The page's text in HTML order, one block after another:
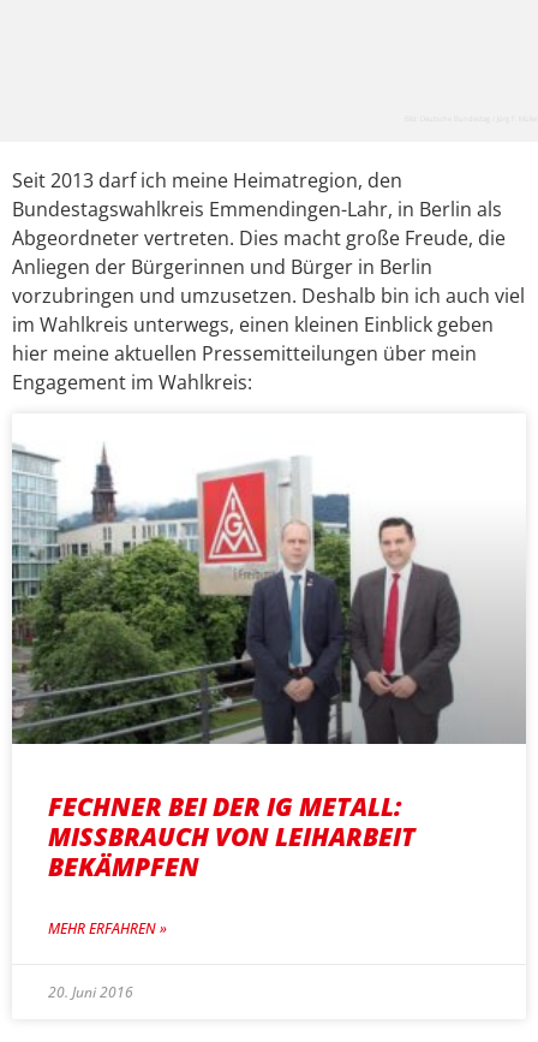
Seit 2013 darf ich meine Heimatregion, den
Bundestagswahlkreis Emmendingen-Lahr, in Berlin als
Abgeordneter vertreten. Dies macht große Freude, die
Anliegen der Bürgerinnen und Bürger in Berlin
vorzubringen und umzusetzen. Deshalb bin ich auch viel
im Wahlkreis unterwegs, einen kleinen Einblick geben
hier meine aktuellen Pressemitteilungen über mein
Engagement im Wahlkreis:
FECHNER BEI DER IG METALL:
MISSBRAUCH VON LEIHARBEIT
BEKÄMPFEN
MEHR ERFAHREN »
20. Juni 2016